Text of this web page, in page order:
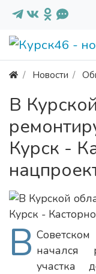
Новости
В
Курск -
В начался
участка